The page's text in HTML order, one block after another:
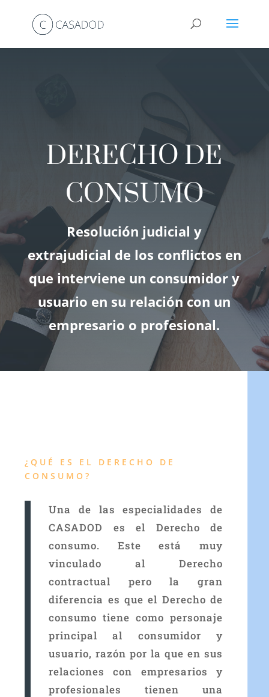
DERECHO DE
CONSUMO
Resolución judicial y
extrajudicial de los conflictos en
que interviene un consumidor y
usuario en su relación con un
empresario o profesional.
¿QUÉ ES EL DERECHO DE
CONSUMO?
Una de las especialidades de
CASADOD es el Derecho de
consumo. Este está muy
vinculado al Derecho
contractual pero la gran
diferencia es que el Derecho de
consumo tiene como personaje
principal al consumidor y
usuario, razón por la que en sus
relaciones con empresarios y
profesionales tienen una